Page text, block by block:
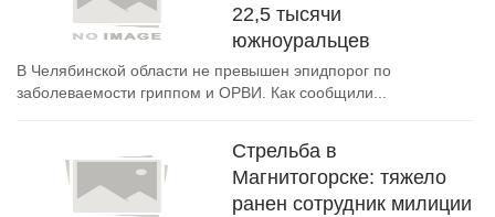
22,5 тысячи
южноуральцев
В Челябинской области не превышен эпидпорог по
заболеваемости гриппом и ОРВИ. Как сообщили...
Стрельба в
Магнитогорске: тяжело
ранен сотрудник милиции